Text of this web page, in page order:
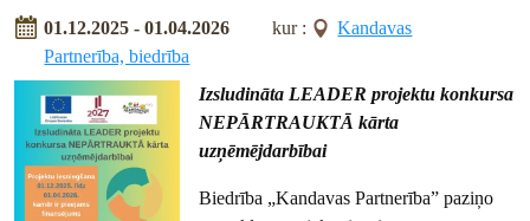
01.12.2025 - 01.04.2026 kur :
Kandavas
Partnerība, biedrība
Izsludināta LEADER projektu konkursa
NEPĀRTRAUKTĀ kārta
uzņēmējdarbībai
Biedrība „Kandavas Partnerība” paziņo